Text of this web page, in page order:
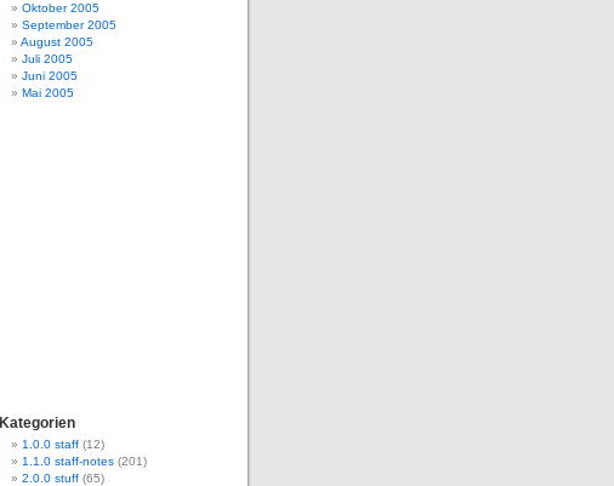
Oktober 2005
September 2005
August 2005
Juli 2005
Juni 2005
Mai 2005
Kategorien
1.0.0 staff (12)
1.1.0 staff-notes (201)
2.0.0 stuff (65)